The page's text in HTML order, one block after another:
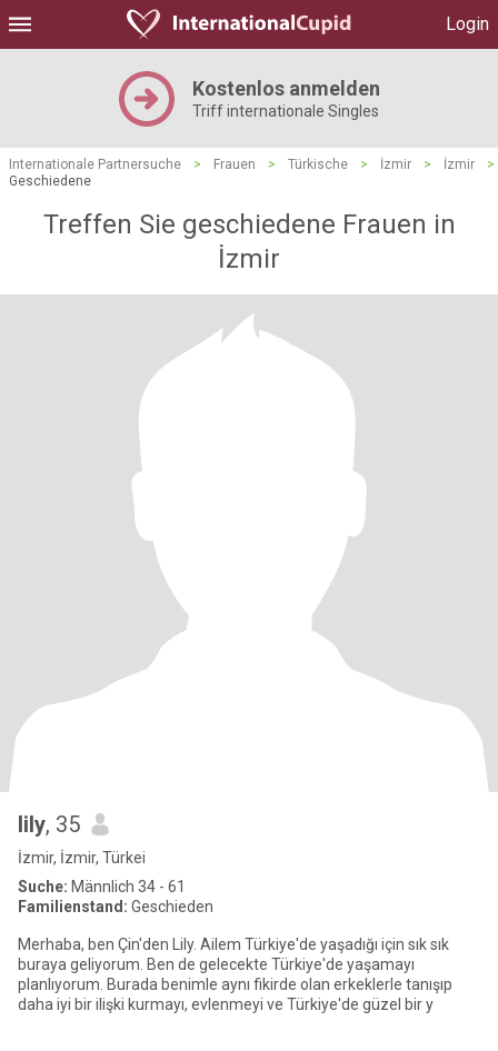
Login
Kostenlos anmelden
Triff internationale Singles
Internationale Partnersuche > Frauen > Türkische > İzmir > İzmir
>
Geschiedene
Treffen Sie geschiedene Frauen in
İzmir
lily, 35
İzmir, İzmir, Türkei
Suche: Männlich 34 - 61
Familienstand: Geschieden
Merhaba, ben Çin'den Lily. Ailem Türkiye'de yaşadığı için sık sık
buraya geliyorum. Ben de gelecekte Türkiye'de yaşamayı
planlıyorum. Burada benimle aynı fikirde olan erkeklerle tanışıp
daha iyi bir ilişki kurmayı, evlenmeyi ve Türkiye'de güzel bir y